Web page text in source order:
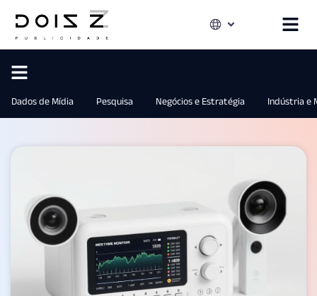
Dados de Mídia Pesquisa Negócios e Estratégia Indústria e